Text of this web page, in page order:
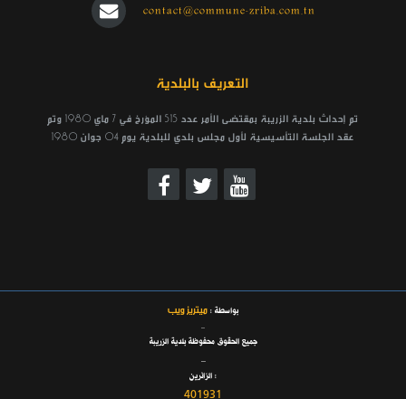
contact@commune-zriba.com.tn
التعريف بالبلدية
تم إحداث بلدية الزريبة بمقتضى الأمر عدد 515 المؤرخ في 7 ماي 1980 وتم
عقد الجلسة التأسيسية لأول مجلس بلدي للبلدية يوم 04 جوان 1980
بواسطة :ميتريز ويب
_
جميع الحقوق محفوظة بلدية الزريبة
_
الزائرين :